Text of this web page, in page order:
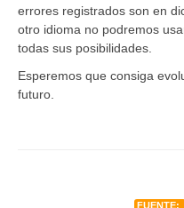
errores registrados son en
otro idioma no podremos
todas sus posibilidades.
Esperemos que consiga
futuro.
FUENTE: